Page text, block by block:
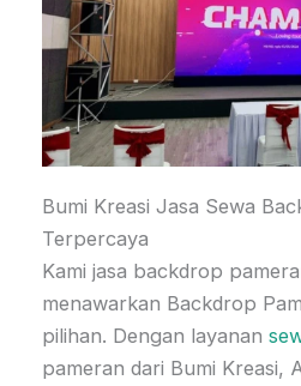
Bumi Kreasi Jasa Sewa
Terpercaya
Kami jasa backdrop
menawarkan Backdrop
pilihan. Dengan layanan
pameran dari Bumi Kreasi,